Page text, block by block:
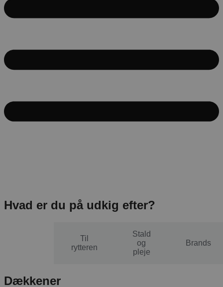
Hvad er du på udkig efter?
Til
rytteren
Stald
og
pleje
Brands
Dækkener